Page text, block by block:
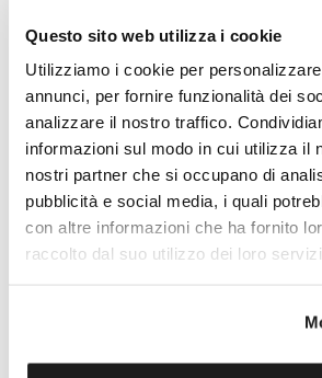
Questo sito web utilizza i cookie
Utilizziamo i cookie per
annunci, per fornire funzionalità dei
analizzare il nostro traffico.
informazioni sul modo in cui utilizza il
nostri partner che si occupano di
pubblicità e social media, i quali
con altre informazioni che ha fornito
raccolto dal suo utilizzo dei loro
Quadrante con lavorazione "a
Giro delle ore
Indici applicati
Lancette
Lancette argentate lucide
Caratteristiche
Automatico